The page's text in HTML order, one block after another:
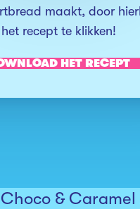
maakt, door
het recept te klikken!
HET RECEPT
& Caramel